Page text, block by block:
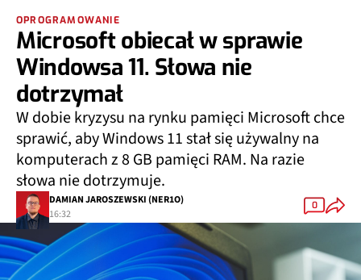
OPROGRAMOWANIE
Microsoft obiecał w sprawie
Windowsa 11. Słowa nie
dotrzymał
W dobie kryzysu na rynku pamięci Microsoft chce
sprawić, aby Windows 11 stał się używalny na
komputerach z 8 GB pamięci RAM. Na razie
słowa nie dotrzymuje.
DAMIAN JAROSZEWSKI (NER1O)
16:32
0